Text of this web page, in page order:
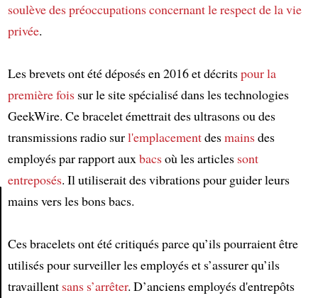
soulèvedes préoccupations concernant le respect de la vie
privée.
Les brevets ont été déposés en 2016 et décritspour la
première foissur le site spécialisé dans les technologies
GeekWire. Ce bracelet émettrait des ultrasons ou des
transmissions radio surl'emplacementdesmainsdes
employés par rapport auxbacsoù les articles sont
entreposés. Il utiliserait des vibrations pour guider leurs
mains vers les bons bacs.
Ces bracelets ont été critiqués parce qu’ils pourraient être
utilisés pour surveiller les employés et s’assurer qu’ils
travaillent sans s’arrêter. D’anciens employés d'entrepôts